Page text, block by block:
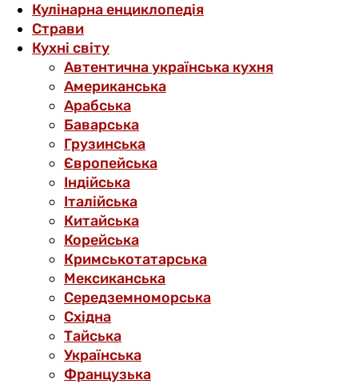
Кулінарна енциклопедія
Страви
Кухні світу
Автентична українська кухня
Американська
Арабська
Баварська
Грузинська
Європейська
Індійська
Італійська
Китайська
Корейська
Кримськотатарська
Мексиканська
Середземноморська
Східна
Тайська
Українська
Французька